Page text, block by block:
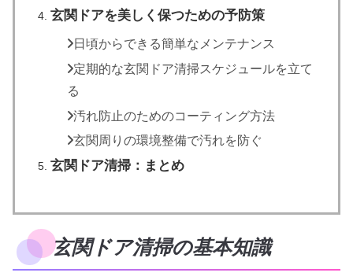
玄関ドアを美しく保つための予防策
日頃からできる簡単なメンテナンス
定期的な玄関ドア清掃スケジュールを立て
る
汚れ防止のためのコーティング方法
玄関周りの環境整備で汚れを防ぐ
玄関ドア清掃：まとめ
玄関ドア清掃の基本知識